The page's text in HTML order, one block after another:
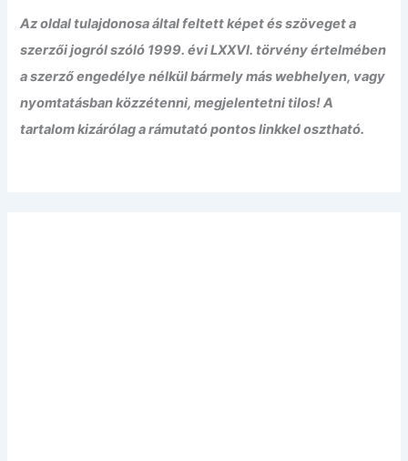
Az oldal tulajdonosa által feltett képet és szöveget a
szerzői jogról szóló 1999. évi LXXVI. törvény értelmében
a szerző engedélye nélkül bármely más webhelyen, vagy
nyomtatásban közzétenni, megjelentetni tilos! A
tartalom kizárólag a rámutató pontos linkkel osztható.